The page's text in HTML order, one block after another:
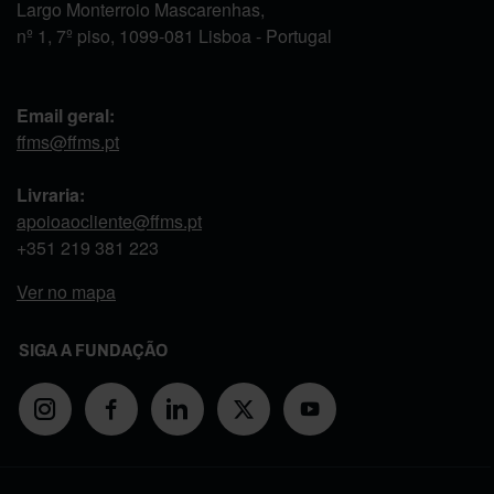
Largo Monterroio Mascarenhas,
nº 1, 7º piso, 1099-081 Lisboa - Portugal
Email geral:
ffms@ffms.pt
Livraria:
apoioaocliente@ffms.pt
+351 219 381 223
Ver no mapa
SIGA A FUNDAÇÃO